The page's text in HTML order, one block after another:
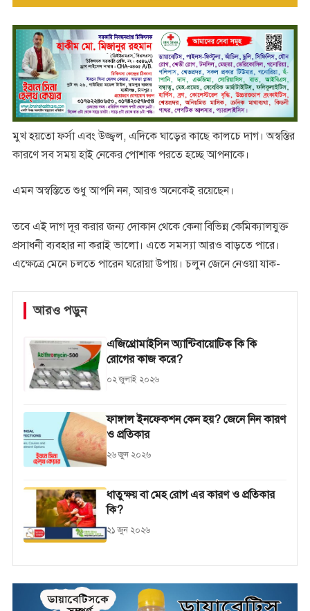
মুখ হয়তো ফর্সা এবং উজ্জ্বল, এদিকে ঘাড়ের কাছে কালচে দাগ। অস্বস্তির
কারণে সব সময় হাই নেকের পোশাক পরতে হচ্ছে আপনাকে।
এমন অস্বস্তিতে শুধু আপনি নন, আরও অনেকেই রয়েছেন।
তবে এই দাগ দূর করার জন্য দোকান থেকে কেনা বিভিন্ন কেমিক্যালযুক্ত
প্রসাধনী ব্যবহার না করাই ভালো। এতে সমস্যা আরও বাড়তে পারে।
এক্ষেত্রে মেনে চলতে পারেন ঘরোয়া উপায়। চলুন জেনে নেওয়া যাক-
আরও পড়ুন
এজিথ্রোমাইসিন অ্যান্টিবায়োটিক কি কি
রোগের কাজ করে?
০২ জুলাই ২০২৬
ফাঙ্গাল ইনফেকশন কেন হয়? জেনে নিন কারণ
ও প্রতিকার
২৬ জুন ২০২৬
ধাতুক্ষয় বা মেহ রোগ এর কারণ ও প্রতিকার
কি?
২১ জুন ২০২৬